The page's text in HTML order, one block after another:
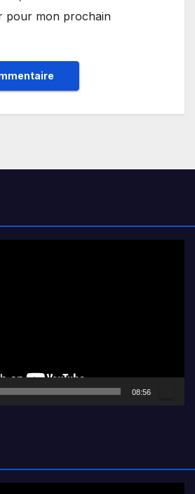
pour mon prochain
08:56